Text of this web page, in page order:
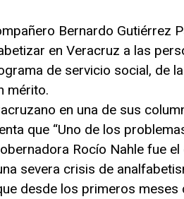
Bernardo Gutiérrez
en Veracruz a las
de servicio social, de la
mérito.
en una de sus
que “Uno de los
Rocío Nahle fue
severa crisis de
desde los primeros meses